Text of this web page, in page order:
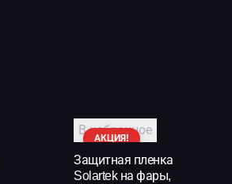
АКЦИЯ!
В избранное
Защитная пленка
Solartek на фары,